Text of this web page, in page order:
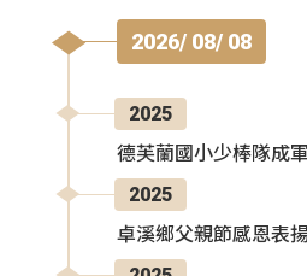
2026/ 08/ 08
2025
德芙蘭國小少棒隊成
2025
卓溪鄉父親節感恩表